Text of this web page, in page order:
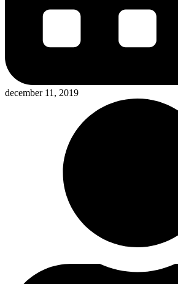
december 11, 2019